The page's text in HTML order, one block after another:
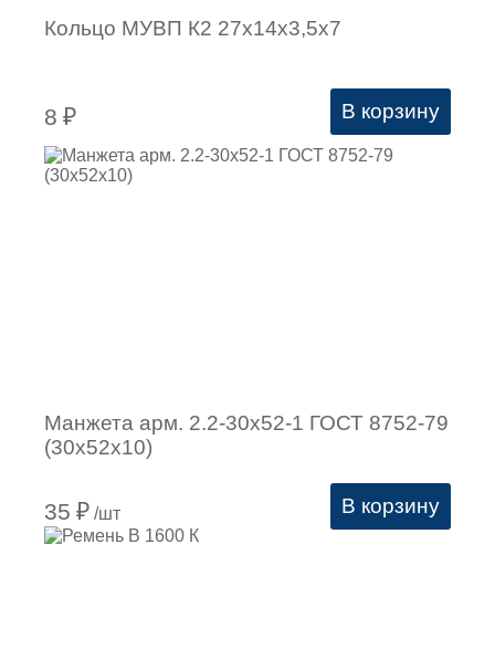
Кольцо МУВП К2 27х14х3,5х7
8 ₽ В корзину
Манжета арм. 2.2-30х52-1 ГОСТ 8752-79
(30х52х10)
35 ₽ /шт В корзину